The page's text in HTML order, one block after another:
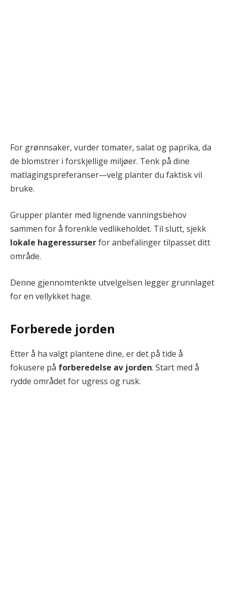
For grønnsaker, vurder tomater, salat og paprika, da
de blomstrer i forskjellige miljøer. Tenk på dine
matlagingspreferanser—velg planter du faktisk vil
bruke.
Grupper planter med lignende vanningsbehov
sammen for å forenkle vedlikeholdet. Til slutt, sjekk
lokale hageressurserfor anbefalinger tilpasset ditt
område.
Denne gjennomtenkte utvelgelsen legger grunnlaget
for en vellykket hage.
Forberede jorden
Etter å ha valgt plantene dine, er det på tide å
fokusere på forberedelse av jorden. Start med å
rydde området for ugress og rusk.